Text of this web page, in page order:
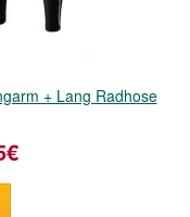
+ Lang Radhose